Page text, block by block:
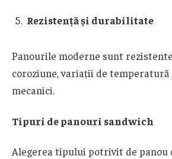
Rezistență și durabilitate
Panourile moderne sunt
coroziune, variații de temperatură
mecanici.
Tipuri de panouri sandwich
Alegerea tipului potrivit de panou